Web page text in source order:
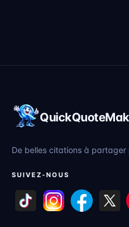
De belles citations à
SUIVEZ-NOUS